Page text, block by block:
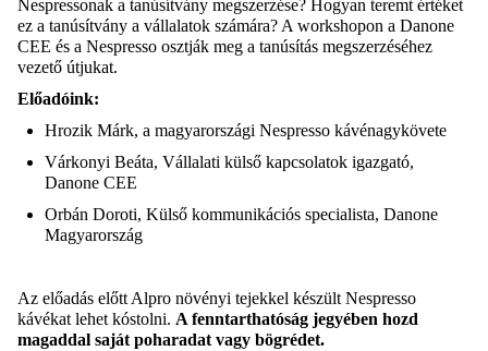
Nespressonak a tanúsítvány megszerzése? Hogyan teremt értéket
ez a tanúsítvány a vállalatok számára? A workshopon a Danone
CEE és a Nespresso osztják meg a tanúsítás megszerzéséhez
vezető útjukat.
Előadóink:
Hrozik Márk, a magyarországi Nespresso kávénagykövete
Várkonyi Beáta, Vállalati külső kapcsolatok igazgató,
Danone CEE
Orbán Doroti, Külső kommunikációs specialista, Danone
Magyarország
Az előadás előtt Alpro növényi tejekkel készült Nespresso
kávékat lehet kóstolni. A fenntarthatóság jegyében hozd
magaddal saját poharadat vagy bögrédet.